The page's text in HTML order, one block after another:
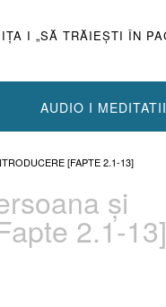
I „SĂ TRĂIEŞTI ÎN
AUDIO I
[FAPTE 2.1-13]
şi
2.1-13]